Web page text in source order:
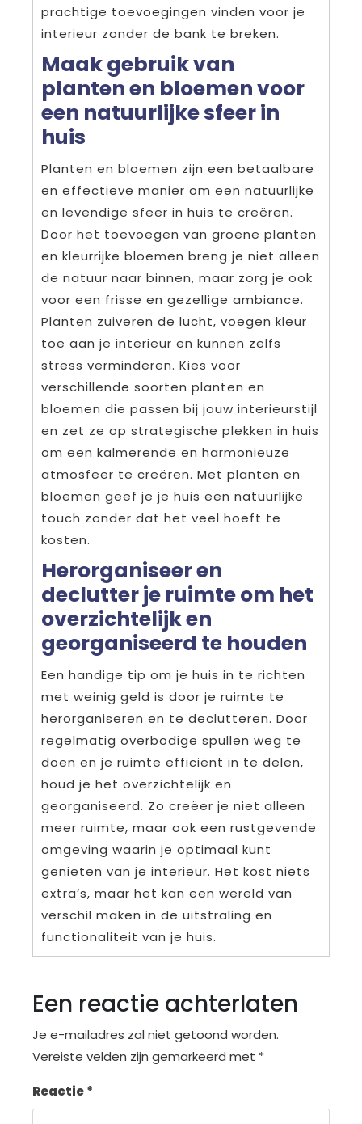
prachtige toevoegingen vinden voor je
interieur zonder de bank te breken.
Maak gebruik van
planten en bloemen voor
een natuurlijke sfeer in
huis
Planten en bloemen zijn een betaalbare
en effectieve manier om een natuurlijke
en levendige sfeer in huis te creëren.
Door het toevoegen van groene planten
en kleurrijke bloemen breng je niet alleen
de natuur naar binnen, maar zorg je ook
voor een frisse en gezellige ambiance.
Planten zuiveren de lucht, voegen kleur
toe aan je interieur en kunnen zelfs
stress verminderen. Kies voor
verschillende soorten planten en
bloemen die passen bij jouw interieurstijl
en zet ze op strategische plekken in huis
om een kalmerende en harmonieuze
atmosfeer te creëren. Met planten en
bloemen geef je je huis een natuurlijke
touch zonder dat het veel hoeft te
kosten.
Herorganiseer en
declutter je ruimte om het
overzichtelijk en
georganiseerd te houden
Een handige tip om je huis in te richten
met weinig geld is door je ruimte te
herorganiseren en te declutteren. Door
regelmatig overbodige spullen weg te
doen en je ruimte efficiënt in te delen,
houd je het overzichtelijk en
georganiseerd. Zo creëer je niet alleen
meer ruimte, maar ook een rustgevende
omgeving waarin je optimaal kunt
genieten van je interieur. Het kost niets
extra’s, maar het kan een wereld van
verschil maken in de uitstraling en
functionaliteit van je huis.
Een reactie achterlaten
Je e-mailadres zal niet getoond worden.
Vereiste velden zijn gemarkeerd met *
Reactie*